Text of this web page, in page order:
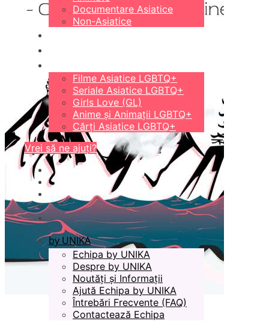
Documentare Asiatice
Non-Asiatice
Filme Asiatice LGBTQ+
Seriale Asiatice LGBTQ+
Girls Love (GL)
Anime și Animații LGBTQ+
Cărți Asiatice LGBTQ+
Vrei să ne ajuți?
by UNIKA
Echipa by UNIKA
Despre by UNIKA
Noutăți și Informații
Ajută Echipa by UNIKA
Întrebări Frecvente (FAQ)
Contactează Echipa